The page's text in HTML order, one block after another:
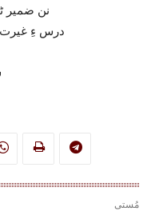
نن ضمیر
درس ءِ
مُستی